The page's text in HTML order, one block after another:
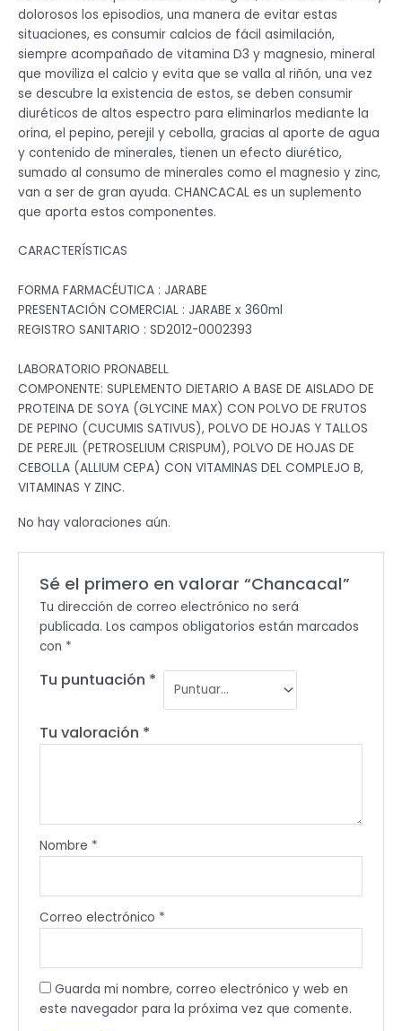
dolorosos los episodios, una manera de evitar estas
situaciones, es consumir calcios de fácil asimilación,
siempre acompañado de vitamina D3 y magnesio, mineral
que moviliza el calcio y evita que se valla al riñón, una vez
se descubre la existencia de estos, se deben consumir
diuréticos de altos espectro para eliminarlos mediante la
orina, el pepino, perejil y cebolla, gracias al aporte de agua
y contenido de minerales, tienen un efecto diurético,
sumado al consumo de minerales como el magnesio y zinc,
van a ser de gran ayuda. CHANCACAL es un suplemento
que aporta estos componentes.
CARACTERÍSTICAS
FORMA FARMACÉUTICA : JARABE
PRESENTACIÓN COMERCIAL : JARABE x 360ml
REGISTRO SANITARIO : SD2012-0002393
LABORATORIO PRONABELL
COMPONENTE: SUPLEMENTO DIETARIO A BASE DE AISLADO DE
PROTEINA DE SOYA (GLYCINE MAX) CON POLVO DE FRUTOS
DE PEPINO (CUCUMIS SATIVUS), POLVO DE HOJAS Y TALLOS
DE PEREJIL (PETROSELIUM CRISPUM), POLVO DE HOJAS DE
CEBOLLA (ALLIUM CEPA) CON VITAMINAS DEL COMPLEJO B,
VITAMINAS Y ZINC.
No hay valoraciones aún.
Sé el primero en valorar “Chancacal”
Tu dirección de correo electrónico no será
publicada. Los campos obligatorios están marcados
con *
Tu puntuación *
Tu valoración *
Nombre *
Correo electrónico *
Guarda mi nombre, correo electrónico y web en
este navegador para la próxima vez que comente.